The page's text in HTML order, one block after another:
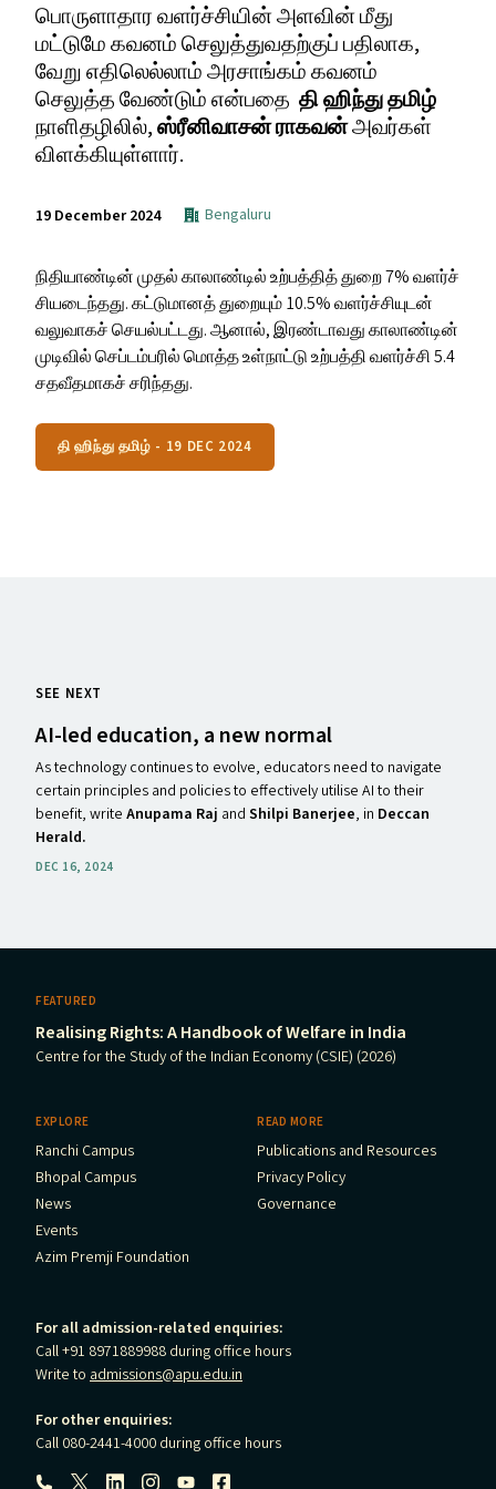
பொருளாதார வளர்ச்சியின் அளவின் மீது
மட்டுமே கவனம் செலுத்துவதற்குப் பதிலாக,
வேறு எதிலெல்லாம் அரசாங்கம் கவனம்
செலுத்த வேண்டும் என்பதை தி ஹிந்து தமிழ்
நாளிதழிலில்,ஸ்ரீனிவாசன் ராகவன்அவர்கள்
விளக்கியுள்ளார்.
19 December 2024 Bengaluru
நிதி​யாண்​டின் முதல் காலாண்​டில் உற்பத்​தித் துறை 7% வளர்ச்​
சி​யடைந்​தது. கட்டு​மானத் துறை​யும் 10.5% வளர்ச்​சி​யுடன்
வலுவாகச் செயல்​பட்​டது. ஆனால், இரண்​டாவது காலாண்​டின்
முடி​வில் செப்​டம்​பரில் மொத்த உள்நாட்டு உற்பத்தி வளர்ச்சி 5.4
சதவீத​மாகச் சரிந்தது.
தி ஹிந்து தமிழ் - 19 DEC 2024
SEE NEXT
AI-led education, a new normal
As technology continues to evolve, educators need to navigate
certain principles and policies to effectively utilise AI to their
benefit, write Anupama Raj and Shilpi Banerjee, in Deccan
Herald.
DEC 16, 2024
FEATURED
Realising Rights: A Handbook of Welfare in India
Centre for the Study of the Indian Economy (CSIE) (2026)
EXPLORE
Ranchi Campus
Bhopal Campus
News
Events
Azim Premji Foundation
READ MORE
Publications and Resources
Privacy Policy
Governance
For all admission-related enquiries:
Call +91 8971889988 during office hours
Write to admissions@apu.edu.in
For other enquiries:
Call 080-2441-4000 during office hours